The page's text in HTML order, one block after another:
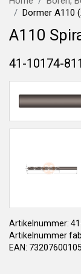
Dormer A110
A110
41-10174-811
Artikelnummer:
Artikelnummer
EAN: